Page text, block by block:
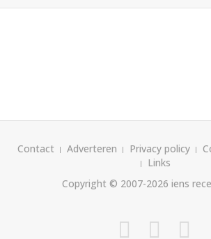
Contact Adverteren Privacy policy
Links
Copyright © 2007-2026 iens